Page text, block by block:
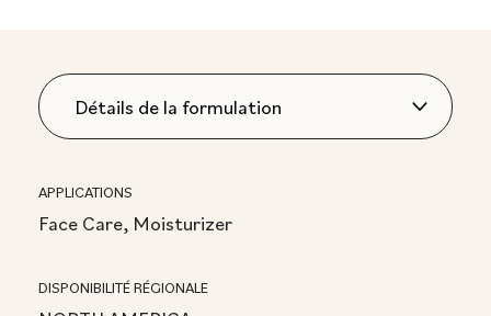
APPLICATIONS
Face Care, Moisturizer
DISPONIBILITÉ RÉGIONALE